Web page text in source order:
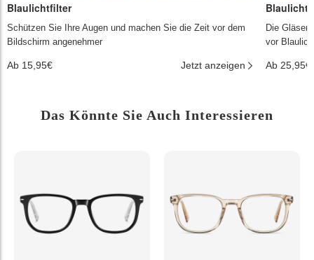
Blaulichtfilter
Schützen Sie Ihre Augen und machen Sie die Zeit vor dem
Bildschirm angenehmer
Ab 15,95€ Jetzt anzeigen
Die Gläser
vor
Ab 25,95€
Das Könnte Sie Auch Interessieren